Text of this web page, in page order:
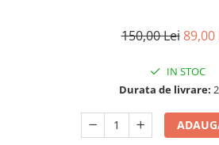
150,00 Lei 89,00
IN STOC
Durata de livrare: